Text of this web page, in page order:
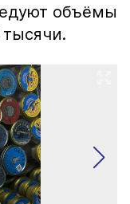
объёмы